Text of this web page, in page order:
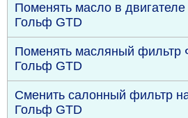
Поменять масло в
Гольф GTD
Поменять масляный фильтр
Гольф GTD
Сменить салонный фильтр
Гольф GTD